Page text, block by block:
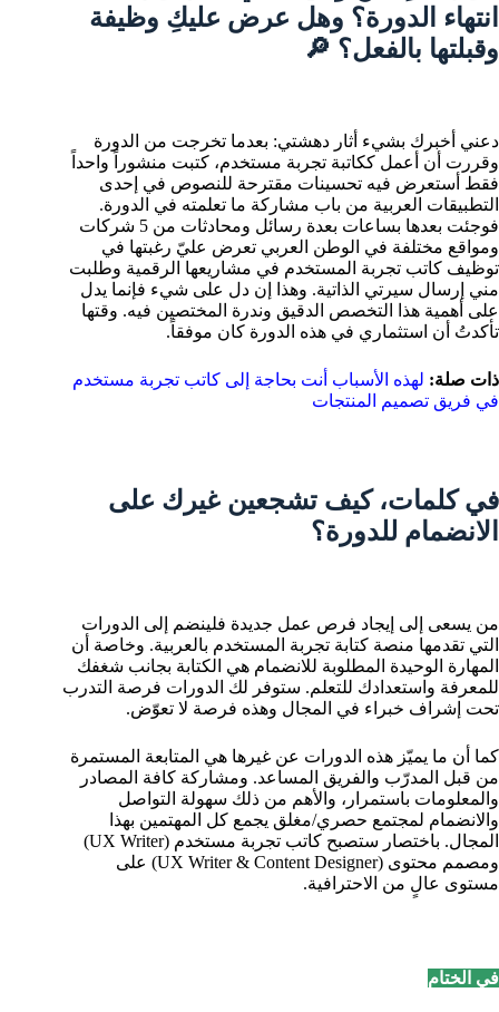
انتهاء الدورة؟ وهل عرض عليكِ وظيفة
وقبلتها بالفعل؟ 🔎
دعني أخبرك بشيء أثار دهشتي: بعدما تخرجت من الدورة
وقررت أن أعمل ككاتبة تجربة مستخدم، كتبت منشوراً واحداً
فقط أستعرض فيه تحسينات مقترحة للنصوص في إحدى
التطبيقات العربية من باب مشاركة ما تعلمته في الدورة.
فوجئت بعدها بساعات بعدة رسائل ومحادثات من 5 شركات
ومواقع مختلفة في الوطن العربي تعرض عليّ رغبتها في
توظيف كاتب تجربة المستخدم في مشاريعها الرقمية وطلبت
مني إرسال سيرتي الذاتية. وهذا إن دل على شيء فإنما يدل
على أهمية هذا التخصص الدقيق وندرة المختصين فيه. وقتها
تأكدتُ أن استثماري في هذه الدورة كان موفقاً.
ذات صلة: لهذه الأسباب أنت بحاجة إلى كاتب تجربة مستخدم
في فريق تصميم المنتجات
في كلمات، كيف تشجعين غيرك على
الانضمام للدورة؟
من يسعى إلى إيجاد فرص عمل جديدة فلينضم إلى الدورات
التي تقدمها منصة كتابة تجربة المستخدم بالعربية. وخاصة أن
المهارة الوحيدة المطلوبة للانضمام هي الكتابة بجانب شغفك
للمعرفة واستعدادك للتعلم. ستوفر لك الدورات فرصة التدرب
تحت إشراف خبراء في المجال وهذه فرصة لا تعوّض.
كما أن ما يميّز هذه الدورات عن غيرها هي المتابعة المستمرة
من قبل المدرّب والفريق المساعد. ومشاركة كافة المصادر
والمعلومات باستمرار، والأهم من ذلك سهولة التواصل
والانضمام لمجتمع حصري/مغلق يجمع كل المهتمين بهذا
المجال. باختصار ستصبح كاتب تجربة مستخدم (UX Writer)
ومصمم محتوى (UX Writer & Content Designer) على
مستوى عالٍ من الاحترافية.
في الختام